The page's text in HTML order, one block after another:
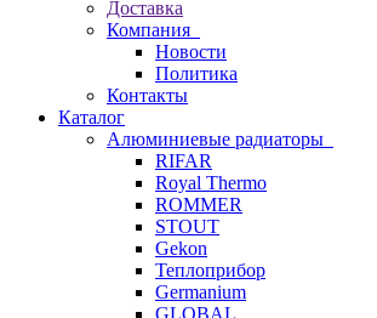
Доставка
Компания
Новости
Политика
Контакты
Каталог
Алюминиевые радиаторы
RIFAR
Royal Thermo
ROMMER
STOUT
Gekon
Теплоприбор
Germanium
GLOBAL